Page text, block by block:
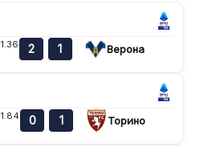
1.36 2 1 Верона
1.84 0 1 Торино